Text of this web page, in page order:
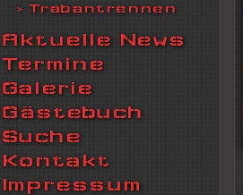
Trabantrennen
Aktuelle News
Termine
Galerie
Gästebuch
Suche
Kontakt
Impressum